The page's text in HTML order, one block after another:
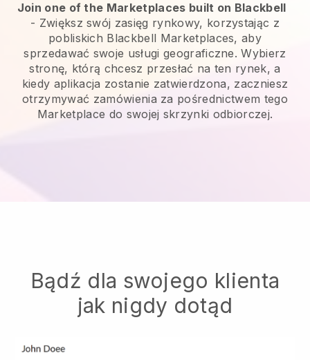
Join one of the Marketplaces built on Blackbell
- Zwiększ swój zasięg rynkowy, korzystając z
pobliskich Blackbell Marketplaces, aby
sprzedawać swoje usługi geograficzne. Wybierz
stronę, którą chcesz przesłać na ten rynek, a
kiedy aplikacja zostanie zatwierdzona, zaczniesz
otrzymywać zamówienia za pośrednictwem tego
Marketplace do swojej skrzynki odbiorczej.
Bądź dla swojego klienta
jak nigdy dotąd